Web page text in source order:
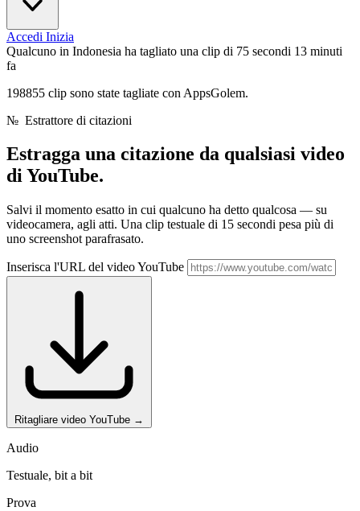
Accedi Inizia
Qualcuno in Indonesia ha tagliato una clip di 75 secondi 13 minuti
fa
198855 clip sono state tagliate con AppsGolem.
№ Estrattore di citazioni
Estragga una citazione da qualsiasi video
di YouTube.
Salvi il momento esatto in cui qualcuno ha detto qualcosa — su
videocamera, agli atti. Una clip testuale di 15 secondi pesa più di
uno screenshot parafrasato.
Inserisca l'URL del video YouTube
Ritagliare video YouTube →
Audio
Testuale, bit a bit
Prova